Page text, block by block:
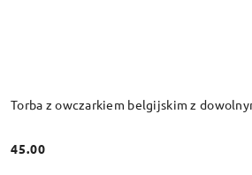
Torba z owczarkiem belgijskim z
Cena:
45.00